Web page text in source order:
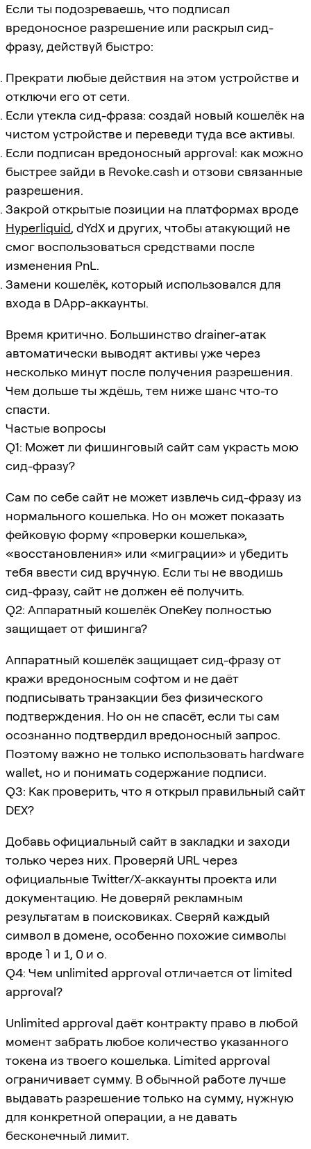
Если ты подозреваешь, что подписал
вредоносное разрешение или раскрыл сид-
фразу, действуй быстро:
Прекрати любые действия на этом устройстве и
отключи его от сети.
Если утекла сид-фраза: создай новый кошелёк на
чистом устройстве и переведи туда все активы.
Если подписан вредоносный approval: как можно
быстрее зайди в Revoke.cash и отзови связанные
разрешения.
Закрой открытые позиции на платформах вроде
Hyperliquid, dYdX и других, чтобы атакующий не
смог воспользоваться средствами после
изменения PnL.
Замени кошелёк, который использовался для
входа в DApp-аккаунты.
Время критично. Большинство drainer-атак
автоматически выводят активы уже через
несколько минут после получения разрешения.
Чем дольше ты ждёшь, тем ниже шанс что-то
спасти.
Частые вопросы
Q1: Может ли фишинговый сайт сам украсть мою
сид-фразу?
Сам по себе сайт не может извлечь сид-фразу из
нормального кошелька. Но он может показать
фейковую форму «проверки кошелька»,
«восстановления» или «миграции» и убедить
тебя ввести сид вручную. Если ты не вводишь
сид-фразу, сайт не должен её получить.
Q2: Аппаратный кошелёк OneKey полностью
защищает от фишинга?
Аппаратный кошелёк защищает сид-фразу от
кражи вредоносным софтом и не даёт
подписывать транзакции без физического
подтверждения. Но он не спасёт, если ты сам
осознанно подтвердил вредоносный запрос.
Поэтому важно не только использовать hardware
wallet, но и понимать содержание подписи.
Q3: Как проверить, что я открыл правильный сайт
DEX?
Добавь официальный сайт в закладки и заходи
только через них. Проверяй URL через
официальные Twitter/X-аккаунты проекта или
документацию. Не доверяй рекламным
результатам в поисковиках. Сверяй каждый
символ в домене, особенно похожие символы
вроде l и 1, 0 и o.
Q4: Чем unlimited approval отличается от limited
approval?
Unlimited approval даёт контракту право в любой
момент забрать любое количество указанного
токена из твоего кошелька. Limited approval
ограничивает сумму. В обычной работе лучше
выдавать разрешение только на сумму, нужную
для конкретной операции, а не давать
бесконечный лимит.